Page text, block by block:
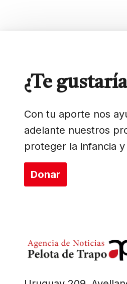
¿Te
Con tu aporte nos
adelante nuestros
proteger la infancia
Donar